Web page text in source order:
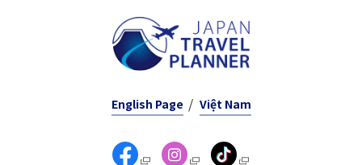
English Page Việt Nam